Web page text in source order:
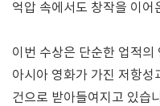
억압 속에서도 창작을 이어
이번 수상은 단순한 업적의
아시아 영화가 가진 저항
건으로 받아들여지고 있습